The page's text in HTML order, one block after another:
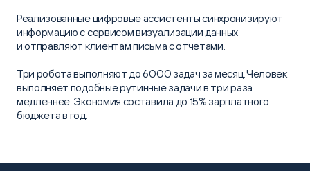
Реализованные цифровые ассистенты синхронизируют
информацию с сервисом визуализации данных
и отправляют клиентам письма с отчетами.
Три робота выполняют до 6000 задач за месяц. Человек
выполняет подобные рутинные задачи в три раза
медленнее. Экономия составила до 15% зарплатного
бюджета в год.